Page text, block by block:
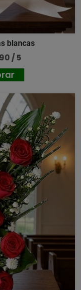
blancas
/ 5